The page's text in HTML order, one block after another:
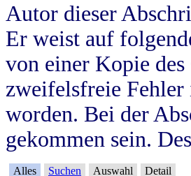
Autor dieser
Er weist auf
von einer Kopie
zweifelsfreie
worden. Bei der
gekommen sein.
Alles Suchen Auswahl Detail